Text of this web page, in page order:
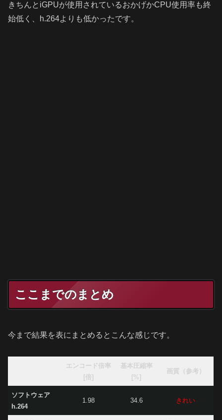
きちんとiGPUが使用されているおかげかCPU使用率も終
始低く、h.264よりも低かったです。
ここまでのまとめ
今まで結果を表にまとめるとこんな感じです。
エンコード倍率
[倍]
基本圧縮率
[%]
画質（参考）
ソフトウェア
h.264
1.98 34.6 きれい